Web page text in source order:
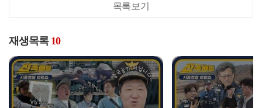
목록보기
재생목록 10